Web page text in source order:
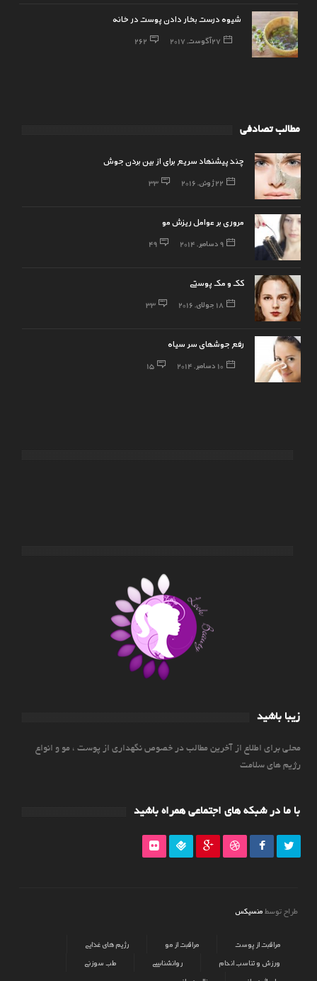
شیوه درست بخار دادن پوست در خانه
27 آگوست, 2017 262
مطالب تصادفی
چند پیشنهاد سریع برای از بین بردن جوش
22 ژوئن, 2016 33
مروری بر عوامل ریزش مو
9 دسامبر, 2014 49
کک و مک پوستی
18 جولای, 2016 33
رفع جوشهای سر سیاه
10 دسامبر, 2014 15
زیبا باشید
محلی برای اطلاع از آخرین مطالب در خصوص نگهداری از پوست ، مو و انواع
رژیم های سلامت
با ما در شبکه های اجتماعی همراه باشید
طراح توسط منسیکس
مراقبت از پوست مراقبت از مو
رژیم های غذایی
ورزش و تناسب اندام
روانشناسی
طب سوزنی